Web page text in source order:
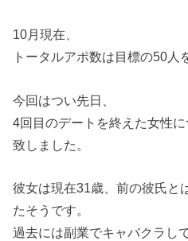
10月現在、
トータルアポ数は目標の50人
今回はつい先日、
4回目のデートを終えた女性
致しました。
彼女は現在31歳、前の彼氏と
たそうです。
過去には副業でキャバクラし